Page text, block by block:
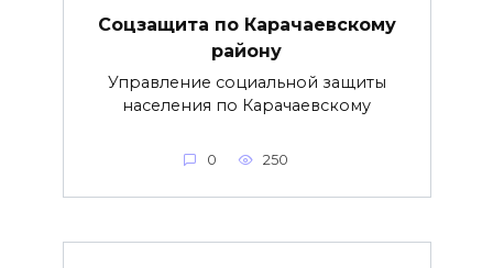
Соцзащита по Карачаевскому
району
Управление социальной защиты
населения по Карачаевскому
0 250